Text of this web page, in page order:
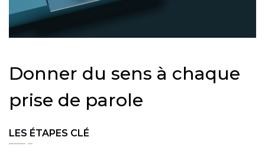
Donner du sens à chaque
prise de parole
LES ÉTAPES CLÉ